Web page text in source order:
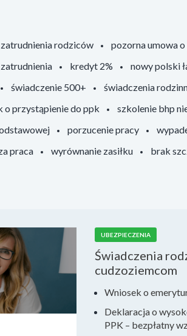
rodziców pozorna umowa
kredyt 2% nowy polski
świadczenie 500+ świadczenia
o przystąpienie do ppk szkolenie bhp
porzucenie pracy
praca wyrównanie zasiłku brak
UBEZPIECZENIA
Świadczenia
cudzoziemcom
Wniosek o
Deklaracja o
PPK – bezpłatny